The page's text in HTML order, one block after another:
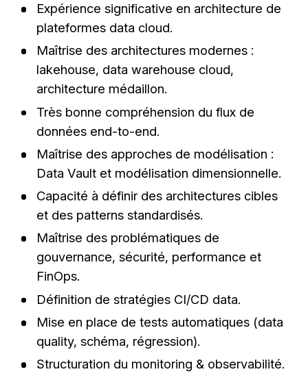
Expérience significative en architecture de
plateformes data cloud.
Maîtrise des architectures modernes :
lakehouse, data warehouse cloud,
architecture médaillon.
Très bonne compréhension du flux de
données end-to-end.
Maîtrise des approches de modélisation :
Data Vault et modélisation dimensionnelle.
Capacité à définir des architectures cibles
et des patterns standardisés.
Maîtrise des problématiques de
gouvernance, sécurité, performance et
FinOps.
Définition de stratégies CI/CD data.
Mise en place de tests automatiques (data
quality, schéma, régression).
Structuration du monitoring & observabilité.